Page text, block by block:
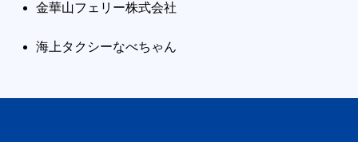
金華山フェリー株式会社
海上タクシーなべちゃん